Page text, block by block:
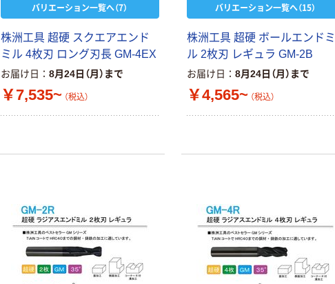
バリエーション一覧へ（7）
株洲工具 超硬 スクエアエンド
ミル 4枚刃 ロング刃長 GM-4EX
お届け日 8月24日（月）まで
￥7,535~ （税込）
バリエーション一覧へ（15）
株洲工具 超硬 ボールエンドミ
ル 2枚刃 レギュラ GM-2B
お届け日 8月24日（月）まで
￥4,565~ （税込）